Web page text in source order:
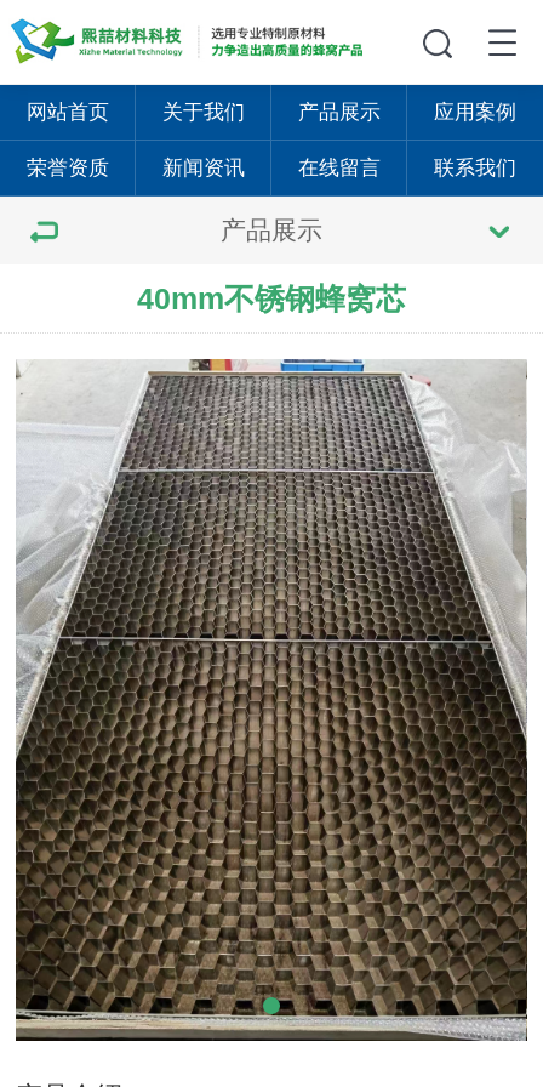
网站首页 关于我们 产品展示 应用案例
荣誉资质 新闻资讯 在线留言 联系我们
产品展示
40mm不锈钢蜂窝芯